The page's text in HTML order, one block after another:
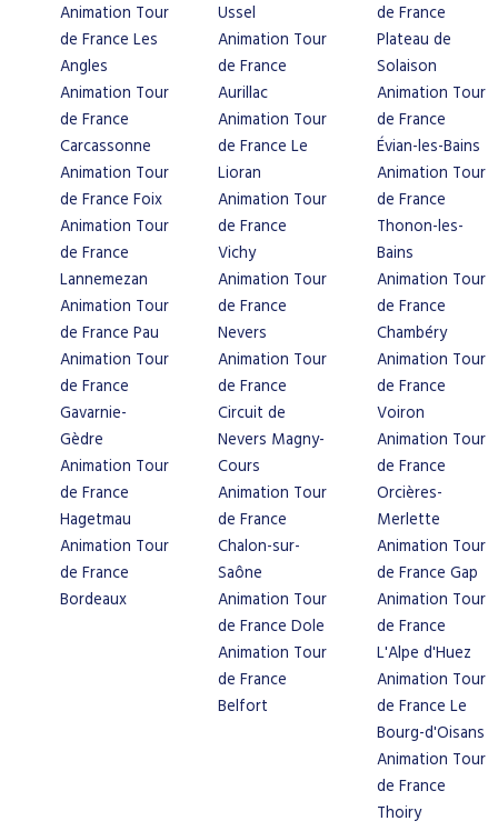
Animation Tour
de France Les
Angles
Animation Tour
de France
Carcassonne
Animation Tour
de France Foix
Animation Tour
de France
Lannemezan
Animation Tour
de France Pau
Animation Tour
de France
Gavarnie-
Gèdre
Animation Tour
de France
Hagetmau
Animation Tour
de France
Bordeaux
Ussel
Animation Tour
de France
Aurillac
Animation Tour
de France Le
Lioran
Animation Tour
de France
Vichy
Animation Tour
de France
Nevers
Animation Tour
de France
Circuit de
Nevers Magny-
Cours
Animation Tour
de France
Chalon-sur-
Saône
Animation Tour
de France Dole
Animation Tour
de France
Belfort
de France
Plateau de
Solaison
Animation Tour
de France
Évian-les-Bains
Animation Tour
de France
Thonon-les-
Bains
Animation Tour
de France
Chambéry
Animation Tour
de France
Voiron
Animation Tour
de France
Orcières-
Merlette
Animation Tour
de France Gap
Animation Tour
de France
L'Alpe d'Huez
Animation Tour
de France Le
Bourg-d'Oisans
Animation Tour
de France
Thoiry